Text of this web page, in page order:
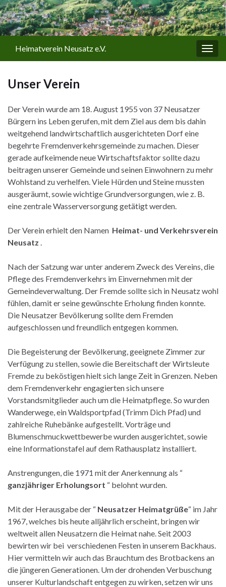
Heimatverein Neusatz e.V.
Unser Verein
Der Verein wurde am 18. August 1955 von 37 Neusatzer
Bürgern ins Leben gerufen, mit dem Ziel aus dem bis dahin
weitgehend landwirtschaftlich ausgerichteten Dorf eine
begehrte Fremdenverkehrsgemeinde zu machen. Dieser
gerade aufkeimende neue Wirtschaftsfaktor sollte dazu
beitragen unserer Gemeinde und seinen Einwohnern zu mehr
Wohlstand zu verhelfen. Viele Hürden und Steine mussten
ausgeräumt, sowie wichtige Grundversorgungen, wie z. B.
eine zentrale Wasserversorgung getätigt werden.
Der Verein erhielt den Namen Heimat- und Verkehrsverein
Neusatz
Nach der Satzung war unter anderem Zweck des Vereins, die
Pflege des Fremdenverkehrs im Einvernehmen mit der
Gemeindeverwaltung. Der Fremde sollte sich in Neusatz wohl
fühlen, damit er seine gewünschte Erholung finden konnte.
Die Neusatzer Bevölkerung sollte dem Fremden
aufgeschlossen und freundlich entgegen kommen.
Die Begeisterung der Bevölkerung, geeignete Zimmer zur
Verfügung zu stellen, sowie die Bereitschaft der Wirtsleute
Fremde zu beköstigen hielt sich lange Zeit in Grenzen. Neben
dem Fremdenverkehr engagierten sich unsere
Vorstandsmitglieder auch um die Heimatpflege. So wurden
Wanderwege, ein Waldsportpfad (Trimm Dich Pfad) und
zahlreiche Ruhebänke aufgestellt. Vorträge und
Blumenschmuckwettbewerbe wurden ausgerichtet, sowie
eine Informationstafel auf dem Rathausplatz installiert.
Anstrengungen, die 1971 mit der Anerkennung als “
ganzjähriger Erholungsort “ belohnt wurden.
Mit der Herausgabe der “ Neusatzer Heimatgrüße“ im Jahr
1967, welches bis heute alljährlich erscheint, bringen wir
weltweit allen Neusatzern die Heimat nahe. Seit 2003
bewirten wir bei verschiedenen Festen in unserem Backhaus.
Hier vermitteln wir auch das Brauchtum des Brotbackens an
die jüngeren Generationen. Um der drohenden Verbuschung
unserer Kulturlandschaft entgegen zu wirken, setzen wir uns